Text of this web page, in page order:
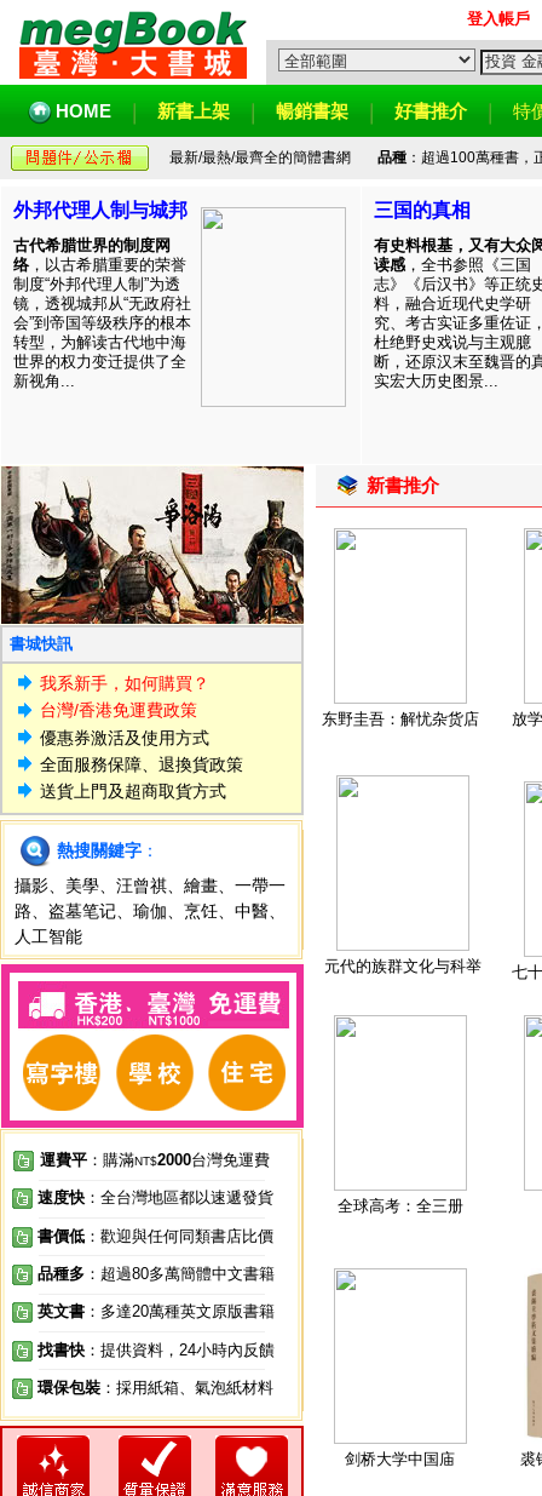
登入帳戶
HOME 新書上架 暢銷書架 好書推介 特
最新/最熱/最齊全的簡體書網 品種：超過100萬種書，
外邦代理人制与城邦
古代希腊世界的制度网
络 ，以古希腊重要的荣誉
制度“外邦代理人制”为透
镜，透视城邦从“无政府社
会”到帝国等级秩序的根本
转型，为解读古代地中海
世界的权力变迁提供了全
新视角...
三国的真相
有史料根基，又有大众
读感 ，全书参照《三国
志》《后汉书》等正统
料，融合近现代史学研
究、考古实证多重佐证
杜绝野史戏说与主观臆
断，还原汉末至魏晋的
实宏大历史图景...
書城快訊
我系新手，如何購買？
台灣/香港免運費政策
優惠券激活及使用方式
全面服務保障、退換貨政策
送貨上門及超商取貨方式
熱搜關鍵字 ：
攝影
美學 汪曾祺 繪畫
一帶一
路
盗墓笔记 瑜伽 烹饪 中醫
人工智能
運費平 ：購滿NT$2000台灣免運費
速度快 ：全台灣地區都以速遞發貨
書價低 ：歡迎與任何同類書店比價
品種多 ：超過80多萬簡體中文書籍
英文書 ：多達20萬種英文原版書籍
找書快 ：提供資料，24小時內反饋
環保包裝 ：採用紙箱、氣泡紙材料
新書推介
东野圭吾：解忧杂货店 放
元代的族群文化与科举 七
全球高考：全三册
剑桥大学中国庙 裘